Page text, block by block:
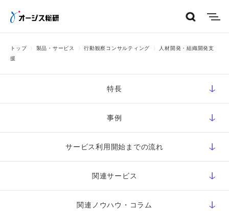
トップ 製品・サービス 行動観察コンサルティング
人材開発・組織開発支
援
特長
事例
サービス利用開始までの流れ
関連サービス
関連ノウハウ・コラム